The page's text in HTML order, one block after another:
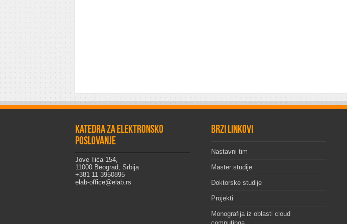
Katedra za elektronsko
poslovanje
Jove Ilića 154,
11000 Beograd, Srbija
+381 11 3950895
elab-office@elab.rs
Brzi linkovi
Nastavni tim
Master studije
Doktorske studije
Projekti
Monografija iz oblasti cloud